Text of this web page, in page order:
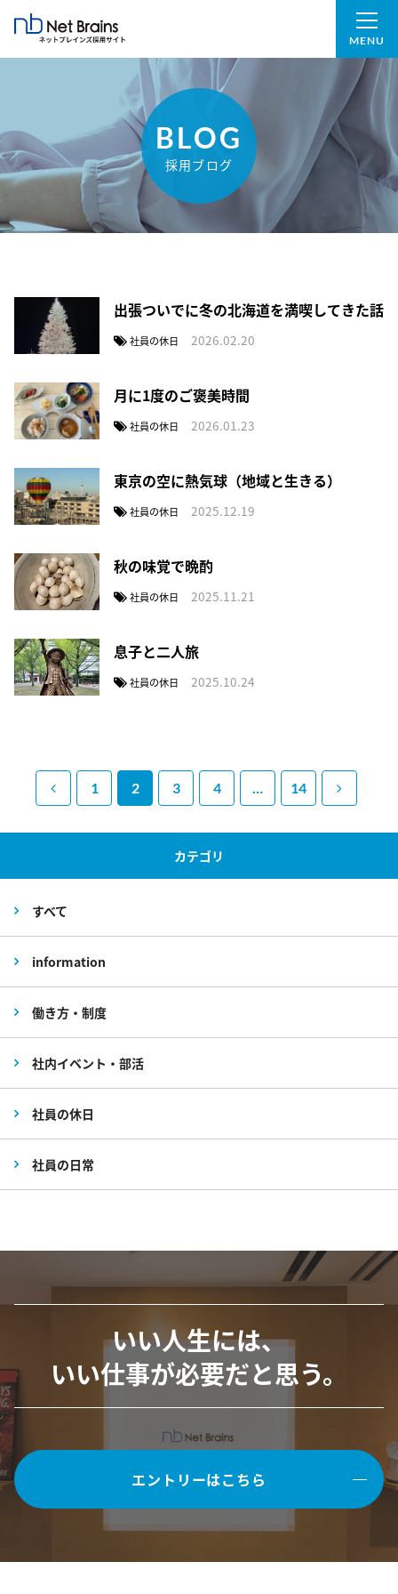
MENU
BLOG
採用ブログ
出張ついでに冬の北海道を満喫してきた話
社員の休日 2026.02.20
月に1度のご褒美時間
社員の休日 2026.01.23
東京の空に熱気球（地域と生きる）
社員の休日 2025.12.19
秋の味覚で晩酌
社員の休日 2025.11.21
息子と二人旅
社員の休日 2025.10.24
1 2 3 4 … 14
カテゴリ
すべて
information
働き方・制度
社内イベント・部活
社員の休日
社員の日常
いい人生には、
いい仕事が必要だと思う。
エントリーはこちら